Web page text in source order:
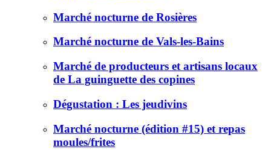
Marché nocturne de Rosières
Marché nocturne de Vals-les-Bains
Marché de producteurs et artisans locaux
de La guinguette des copines
Dégustation : Les jeudivins
Marché nocturne (édition #15) et repas
moules/frites